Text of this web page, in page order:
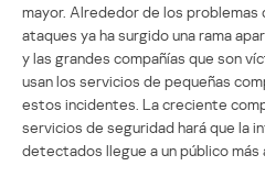
mayor. Alrededor de los
ataques ya ha surgido una rama
y las grandes compañías que son
usan los servicios de pequeñas
estos incidentes. La creciente
servicios de seguridad hará que la
detectados llegue a un público más